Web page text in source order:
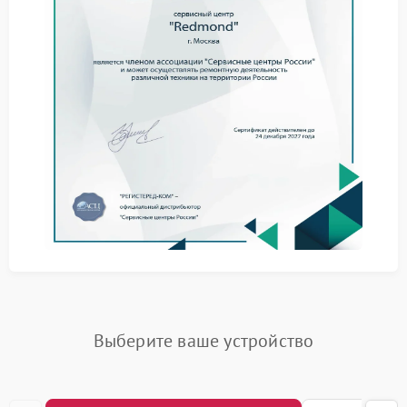
Проблемы с электричеством.
электросети могут повлиять на работу устройств.
Контактная информация для заказа ремонта
Москве, пожалуйста, свяжитесь с нами по телефону
+7 (495) 023-73-25. Вы также можете посетить наш
офис по адресу ул. Чаянова 18, где мы предоставим
оформлением заявки на ремонт.
Преимущества нашего сервисного центра
Выбирая наш сервис для ремонта устройств
для качественного ремонта устройств Redmond.
Использование оригинальных запасных частей.
Выберите ваше устройство